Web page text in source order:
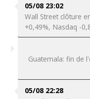
05/08 23:02
Wall Street clôture
+0,49%, Nasdaq -
Guatemala: fin de
05/08 22:28